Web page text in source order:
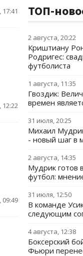
12:22
09:49
ТОП-
2 августа, 20:22
Криштиану
Родригес:
футболиста
1 августа, 11:35
Гвоздик:
времен
31 июля, 20:25
Михаил
- новый шаг в
2 августа, 14:35
Мудрик готов
футбол:
31 июля, 12:50
В команде
следующим
4 августа, 12:38
Боксерский
Фьюри